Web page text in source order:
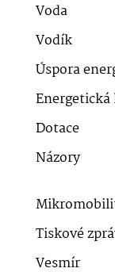
Voda
Vodík
Úspora
Energetická
Dotace
Názory
Tiskové
Vesmír